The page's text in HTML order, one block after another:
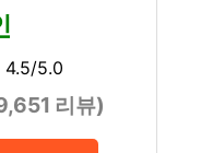
4.5/5.0
리뷰)